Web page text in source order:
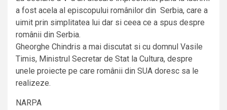
a fost acela al episcopului românilor din Serbia, care a
uimit prin simplitatea lui dar si ceea ce a spus despre
românii din Serbia.
Gheorghe Chindris a mai discutat si cu domnul Vasile
Timis, Ministrul Secretar de Stat la Cultura, despre
unele proiecte pe care românii din SUA doresc sa le
realizeze.
NARPA